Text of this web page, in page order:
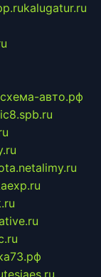
kalugatur.ru
схема-авто.рф
alimy.ru